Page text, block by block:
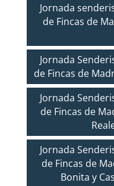
Jornada
de Fincas de
Jornada
de Fincas de
Jornada
de Fincas de
Jornada
de Fincas de
Bonita y